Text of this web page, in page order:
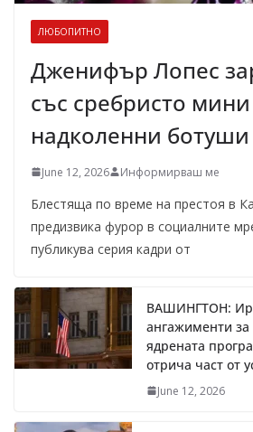
ЛЮБОПИТНО
Дженифър Лопес
със сребристо
надколенни ботуши
June 12, 2026 Информирваш ме
Блестяща по време на престоя в
предизвика фурор в социалните
публикува серия кадри от
ВАШИНГТОН:
ангажименти за
ядрената
отрича част от
June 12, 2026